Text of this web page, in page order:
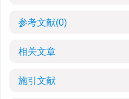
参考文献(0)
相关文章
施引文献